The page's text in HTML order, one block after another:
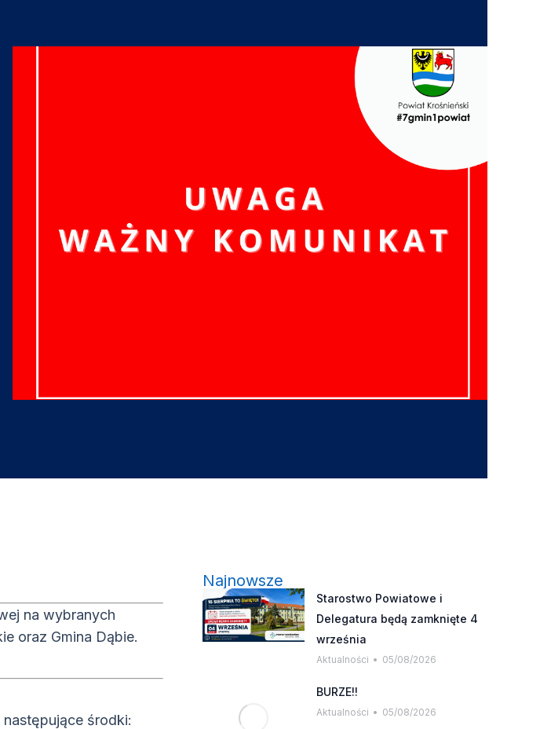
na wybranych
oraz Gmina Dąbie.
środki:
Najnowsze
Starostwo Powiatowe i
Delegatura będą zamknięte 4
września
Aktualności 05/08/2026
BURZE!!
Aktualności 05/08/2026